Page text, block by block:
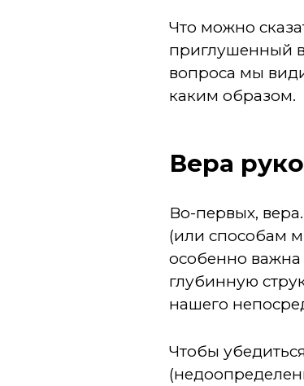
Что можно
приглушенный
вопроса мы
каким образом.
Вера
Во-первых,
(или способам
особенно важна
глубинную
нашего
Чтобы